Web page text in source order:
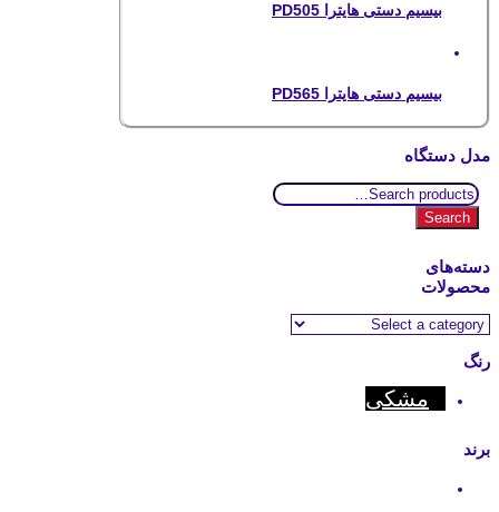
بیسیم دستی هایترا PD505
بیسیم دستی هایترا PD565
مدل دستگاه
Search
for:
Search
دسته‌های
محصولات
رنگ
مشکی
برند